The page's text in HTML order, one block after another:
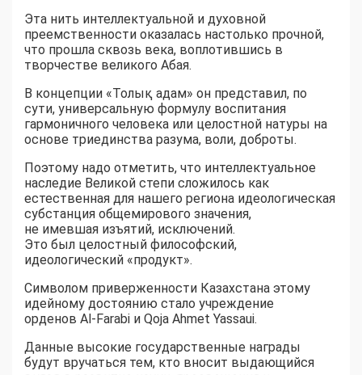
Эта нить интеллектуальной и духовной
преемственности оказалась настолько прочной,
что прошла сквозь века, воплотившись в
творчестве великого Абая.
В концепции «Толық адам» он представил, по
сути, универсальную формулу воспитания
гармоничного человека или целостной натуры на
основе триединства разума, воли, доброты.
Поэтому надо отметить, что интеллектуальное
наследие Великой степи сложилось как
естественная для нашего региона идеологическая
субстанция общемирового значения,
не имевшая изъятий, исключений.
Это был целостный философский,
идеологический «продукт».
Символом приверженности Казахстана этому
идейному достоянию стало учреждение
орденов Al-Farabi и Qoja Ahmet Yassaui.
Данные высокие государственные награды
будут вручаться тем, кто вносит выдающийся